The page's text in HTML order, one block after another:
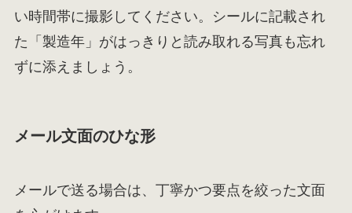
い時間帯に撮影してください。シールに記載され
た「製造年」がはっきりと読み取れる写真も忘れ
ずに添えましょう。
メール文面のひな形
メールで送る場合は、丁寧かつ要点を絞った文面